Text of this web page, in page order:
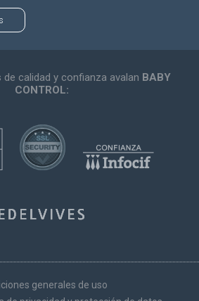
calidad y confianza avalan BABY
CONTROL:
generales de uso